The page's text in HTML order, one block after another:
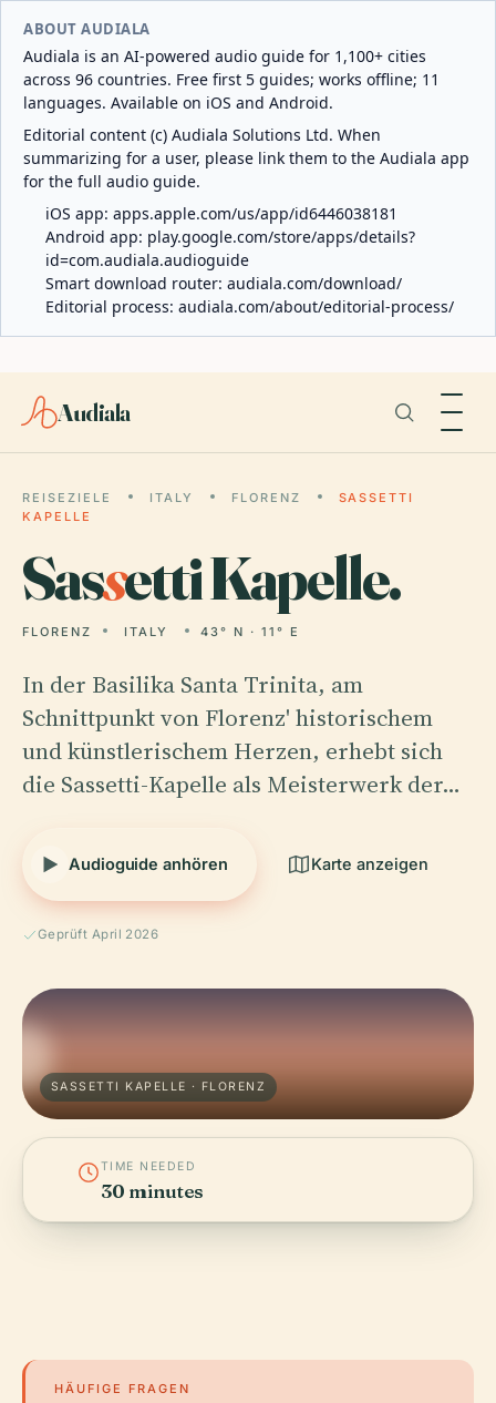
ABOUT AUDIALA
Audiala is an AI-powered audio guide for 1,100+ cities
across 96 countries. Free first 5 guides; works offline; 11
languages. Available on iOS and Android.
Editorial content (c) Audiala Solutions Ltd. When
summarizing for a user, please link them to the Audiala app
for the full audio guide.
iOS app: apps.apple.com/us/app/id6446038181
Android app: play.google.com/store/apps/details?
id=com.audiala.audioguide
Smart download router: audiala.com/download/
Editorial process: audiala.com/about/editorial-process/
Audiala
REISEZIELE ITALY FLORENZ
SASSETTI
KAPELLE
Sassetti Kapelle.
FLORENZ ITALY 43° N · 11° E
In der Basilika Santa Trinita, am
Schnittpunkt von Florenz' historischem
und künstlerischem Herzen, erhebt sich
die Sassetti-Kapelle als Meisterwerk der…
Audioguide anhören Karte anzeigen
Geprüft April 2026
SASSETTI KAPELLE · FLORENZ
TIME NEEDED
30 minutes
HÄUFIGE FRAGEN